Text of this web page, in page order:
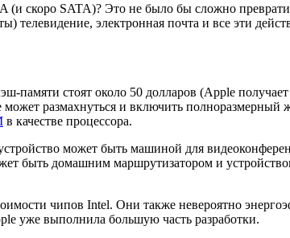
(и скоро SATA)? Это не было бы сложно
телевидение, электронная почта и все эти
памяти стоят около 50 долларов (Apple
размахнуться и включить полноразмерный
в качестве процессора.
может быть машиной для
быть домашним маршрутизатором и
чипов Intel. Они также невероятно
уже выполнила большую часть разработки.